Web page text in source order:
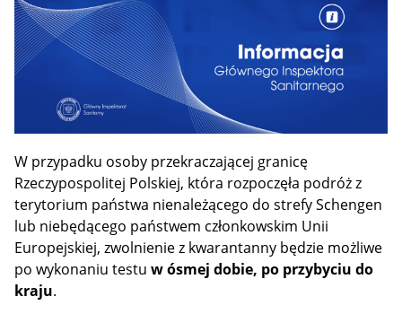
W przypadku osoby przekraczającej granicę
Rzeczypospolitej Polskiej, która rozpoczęła podróż z
terytorium państwa nienależącego do strefy Schengen
lub niebędącego państwem członkowskim Unii
Europejskiej, zwolnienie z kwarantanny będzie możliwe
po wykonaniu testuw ósmej dobie, po przybyciu do
kraju.